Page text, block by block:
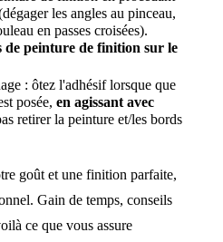
les angles au pinceau,
en passes croisées).
de peinture de finition sur le
: ôtez l'adhésif lorsque que
posée, en agissant avec
retirer la peinture et/les bords
goût et une finition parfaite,
Gain de temps, conseils
ce que vous assure